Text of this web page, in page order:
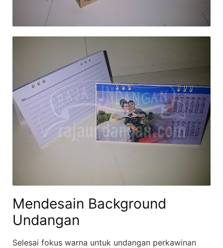
Mendesain Background
Undangan
Selesai fokus warna untuk undangan perkawinan